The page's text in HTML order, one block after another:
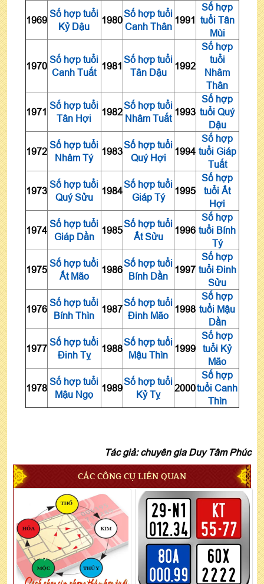
1969
Số hợp tuổi
Kỷ Dậu
1980
Số hợp tuổi
Canh Thân
1991
Số hợp
tuổi Tân
Mùi
1970
Số hợp tuổi
Canh Tuất
1981
Số hợp tuổi
Tân Dậu
1992
Số hợp
tuổi
Nhâm
Thân
1971
Số hợp tuổi
Tân Hợi
1982
Số hợp tuổi
Nhâm Tuất
1993
Số hợp
tuổi Quý
Dậu
1972
Số hợp tuổi
Nhâm Tý
1983
Số hợp tuổi
Quý Hợi
1994
Số hợp
tuổi Giáp
Tuất
1973
Số hợp tuổi
Quý Sửu
1984
Số hợp tuổi
Giáp Tý
1995
Số hợp
tuổi Ất
Hợi
1974
Số hợp tuổi
Giáp Dần
1985
Số hợp tuổi
Ất Sửu
1996
Số hợp
tuổi Bính
Tý
1975
Số hợp tuổi
Ất Mão
1986
Số hợp tuổi
Bính Dần
1997
Số hợp
tuổi Đinh
Sửu
1976
Số hợp tuổi
Bính Thìn
1987
Số hợp tuổi
Đinh Mão
1998
Số hợp
tuổi Mậu
Dần
1977
Số hợp tuổi
Đinh Tỵ
1988
Số hợp tuổi
Mậu Thìn
1999
Số hợp
tuổi Kỷ
Mão
1978
Số hợp tuổi
Mậu Ngọ
1989
Số hợp tuổi
Kỷ Tỵ
2000
Số hợp
tuổi Canh
Thìn
Tác giả: chuyên gia Duy Tâm Phúc
CÁC CÔNG CỤ LIÊN QUAN